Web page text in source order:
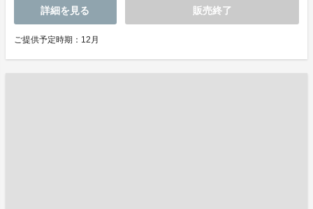
詳細を見る 販売終了
ご提供予定時期：12月